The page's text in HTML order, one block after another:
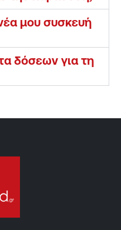
μου συσκευή
δόσεων για τη